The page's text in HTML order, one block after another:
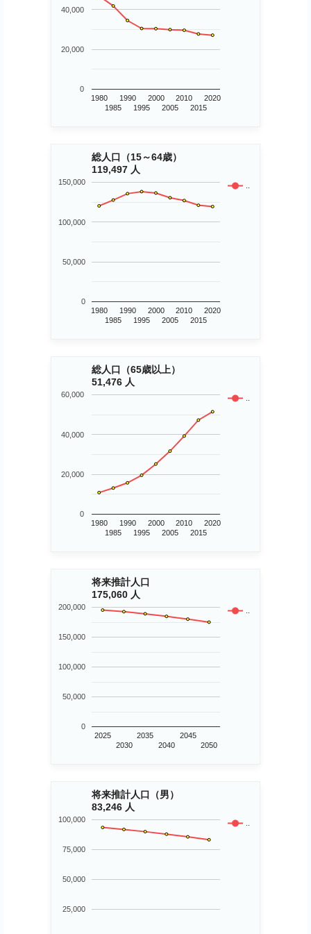
1980
1985
1990
1995
2000
2005
2010
2015
2020
0
20,000
40,000
総人口（15～64歳）
119,497 人
1980
1985
1990
1995
2000
2005
2010
2015
2020
0
50,000
100,000
150,000
総人口（65歳以上）
51,476 人
1980
1985
1990
1995
2000
2005
2010
2015
2020
0
20,000
40,000
60,000
将来推計人口
175,060 人
2025
2030
2035
2040
2045
2050
0
50,000
100,000
150,000
200,000
将来推計人口（男）
83,246 人
25,000
50,000
75,000
100,000